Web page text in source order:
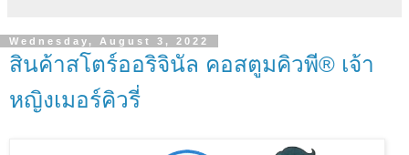
Wednesday, August 3, 2022
สินค้าสโตร์ออริจินัล คอสตูมคิวพี® เจ้า
หญิงเมอร์คิวรี่